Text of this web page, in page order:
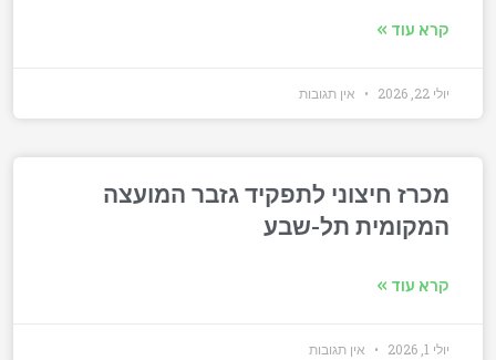
קרא עוד »
יולי 22, 2026 אין תגובות
מכרז חיצוני לתפקיד גזבר המועצה
המקומית תל-שבע
קרא עוד »
יולי 1, 2026 אין תגובות